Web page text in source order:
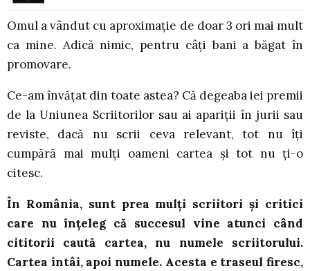
Omul a vândut cu aproximație de doar 3 ori mai mult
ca mine. Adică nimic, pentru câți bani a băgat în
promovare.
Ce-am învățat din toate astea? Că degeaba iei premii
de la Uniunea Scriitorilor sau ai apariții în jurii sau
reviste, dacă nu scrii ceva relevant, tot nu îți
cumpără mai mulți oameni cartea și tot nu ți-o
citesc.
În România, sunt prea mulți scriitori și critici
care nu înțeleg că succesul vine atunci când
cititorii caută cartea, nu numele scriitorului.
Cartea întâi, apoi numele. Acesta e traseul firesc,